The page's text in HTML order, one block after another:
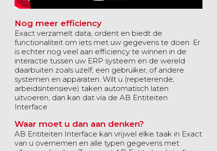
Nog meer efficiency
Exact verzamelt data, ordent en biedt de
functionaliteit om iets met uw gegevens te doen. Er
is echter nog veel aan efficiency te winnen in de
interactie tussen uw ERP systeem en de wereld
daarbuiten zoals uzelf, een gebruiker, of andere
systemen en apparaten. Wilt u (repeterende,
arbeidsintensieve) taken automatisch laten
uitvoeren, dan kan dat via de AB Entiteiten
Interface.
Waar moet u dan aan denken?
AB Entiteiten Interface kan vrijwel elke taak in Exact
van u overnemen en alle typen gegevens met